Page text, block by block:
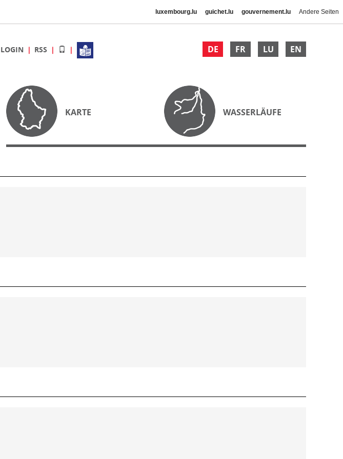
luxembourg.lu guichet.lu gouvernement.lu Andere Seiten
DE FR LU EN
LOGIN RSS
KARTE WASSERLÄUFE